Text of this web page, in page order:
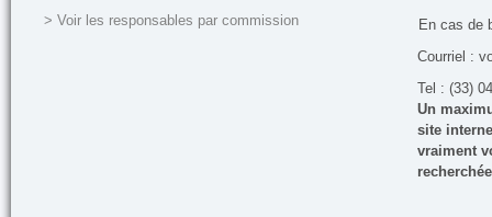
> Voir les responsables par commission
En cas de
Courriel :
Tel : (33)
Un
site
vraiment